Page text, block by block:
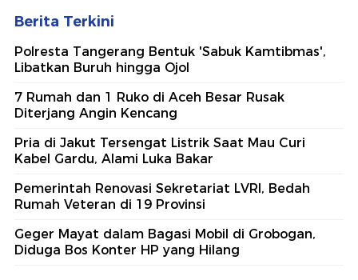
Berita Terkini
Polresta Tangerang Bentuk 'Sabuk Kamtibmas',
Libatkan Buruh hingga Ojol
7 Rumah dan 1 Ruko di Aceh Besar Rusak
Diterjang Angin Kencang
Pria di Jakut Tersengat Listrik Saat Mau Curi
Kabel Gardu, Alami Luka Bakar
Pemerintah Renovasi Sekretariat LVRI, Bedah
Rumah Veteran di 19 Provinsi
Geger Mayat dalam Bagasi Mobil di Grobogan,
Diduga Bos Konter HP yang Hilang